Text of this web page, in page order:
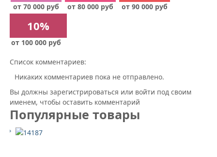
от 70 000 руб от 80 000 руб от 90 000 руб
10%
от 100 000 руб
Список комментариев:
Никаких комментариев пока не отправлено.
Вы должны зарегистрироваться или войти под своим
именем, чтобы оставить комментарий
Популярные товары